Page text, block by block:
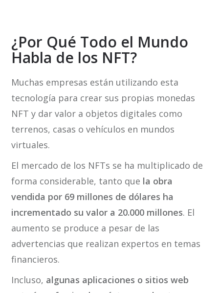
¿Por Qué Todo el Mundo
Habla de los NFT?
Muchas empresas están utilizando esta
tecnología para crear sus propias monedas
NFT y dar valor a objetos digitales como
terrenos, casas o vehículos en mundos
virtuales.
El mercado de los NFTs se ha multiplicado de
forma considerable, tanto que la obra
vendida por 69 millones de dólares ha
incrementado su valor a 20.000 millones. El
aumento se produce a pesar de las
advertencias que realizan expertos en temas
financieros.
Incluso, algunas aplicaciones o sitios web